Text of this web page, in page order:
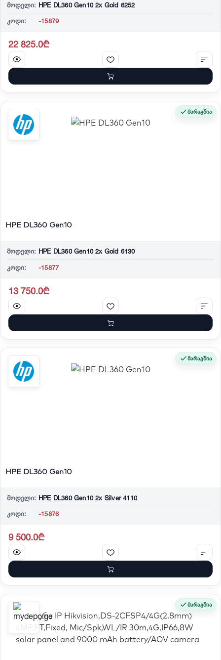
მოდელი: HPE DL360 Gen10 2x Gold 6252
კოდი: -15879
22 825.0₾
მარაგშია
HPE DL360 Gen10
მოდელი: HPE DL360 Gen10 2x Gold 6130
კოდი: -15877
13 750.0₾
მარაგშია
HPE DL360 Gen10
მოდელი: HPE DL360 Gen10 2x Silver 4110
კოდი: -15876
9 500.0₾
მარაგშია